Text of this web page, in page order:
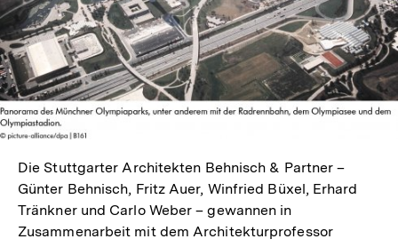
öffnen
Die Stuttgarter Architekten Behnisch & Partner –
Günter Behnisch, Fritz Auer, Winfried Büxel, Erhard
Tränkner und Carlo Weber – gewannen in
Zusammenarbeit mit dem Architekturprofessor